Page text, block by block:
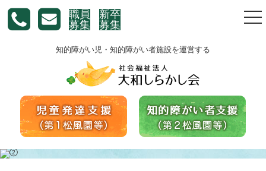
職員
募集
新卒
募集
知的障がい児・知的障がい者施設を運営する